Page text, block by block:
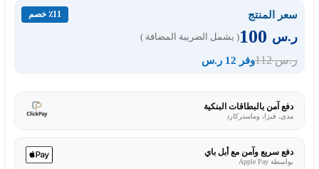
سعر المنتج ٪11 خصم
ر.س ( يشمل الضريبة المضافة )
ر.س112 وفر 12 ر.س
دفع آمن بالبطاقات البنكية
مدى، فيزا، وماستركارد
دفع سريع وآمن مع أبل باي
بواسطة Apple Pay